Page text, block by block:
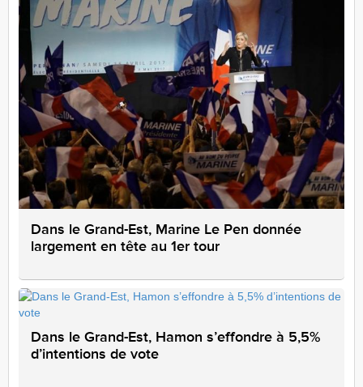
Dans le Grand-Est, Marine Le Pen donnée
largement en tête au 1er tour
Dans le Grand-Est, Hamon s’effondre à 5,5%
d’intentions de vote